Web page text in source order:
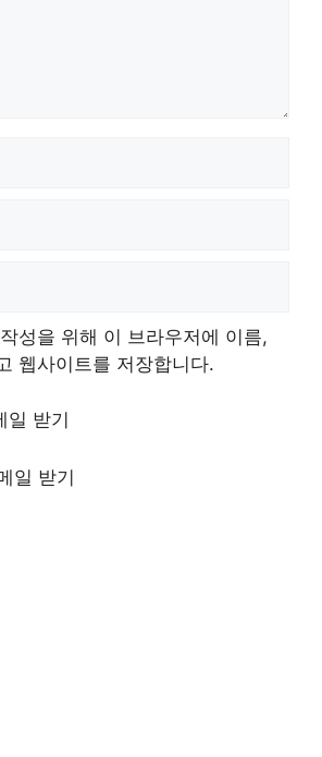
성을 위해 이 브라우저에 이름,
웹사이트를 저장합니다.
일 받기
일 받기